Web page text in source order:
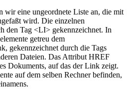
wir eine ungeordnete Liste an, die mit
wird. Die einzelnen
den Tag <LI> gekennzeichnet. In
getreu dem
gekennzeichnet durch die Tags
Dateien. Das Attribut HREF
Dokuments, auf das der Link zeigt.
auf dem selben Rechner befinden,